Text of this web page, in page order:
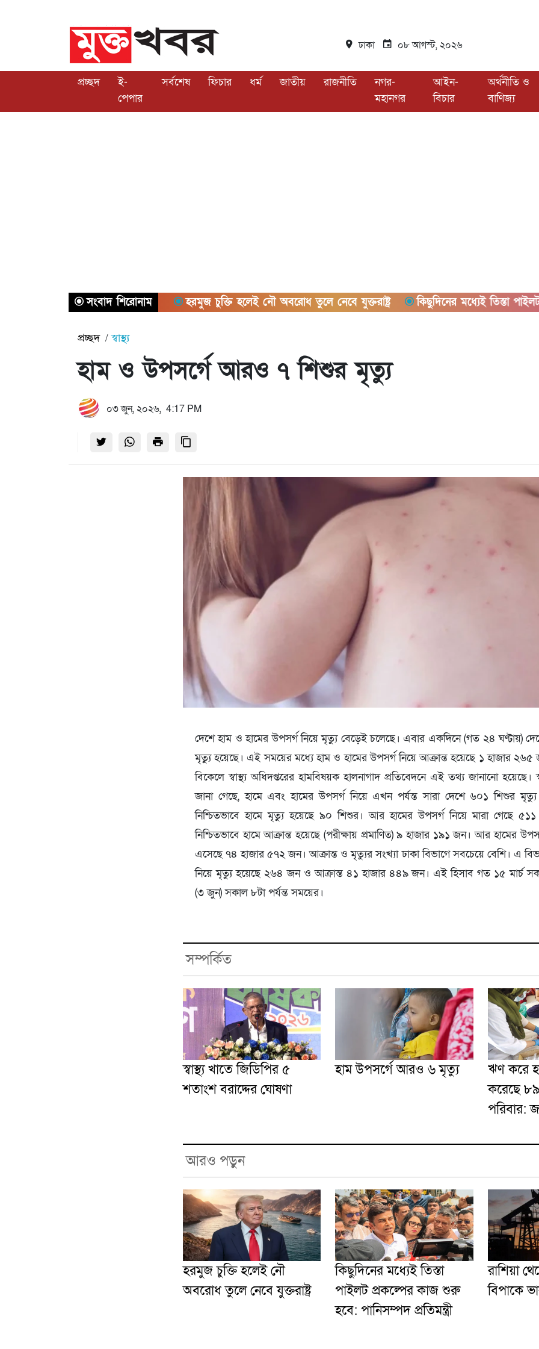
ঢাকা ০৮ আগস্ট, ২০২৬
প্রচ্ছদ
ই-
পেপার
সর্বশেষ ফিচার ধর্ম জাতীয় রাজনীতি
নগর-
মহানগর
আইন-
বিচার
অর্থনীতি ও
বাণিজ্য
সংবাদ শিরোনাম হরমুজ চুক্তি হলেই নৌ অবরোধ তুলে নেবে যুক্তরাষ্ট্র কিছুদিনের মধ্যেই তিস্তা পাইলট
প্রচ্ছদ স্বাস্থ্য
হাম ও উপসর্গে আরও ৭ শিশুর মৃত্যু
০৩ জুন, ২০২৬, 4:17 PM
দেশে হাম ও হামের উপসর্গ নিয়ে মৃত্যু বেড়েই চলেছে। এবার একদিনে (গত ২৪ ঘণ্টায়)
মৃত্যু হয়েছে। এই সময়ের মধ্যে হাম ও হামের উপসর্গ নিয়ে আক্রান্ত হয়েছে ১ হাজার
বিকেলে স্বাস্থ্য অধিদপ্তরের হামবিষয়ক হালনাগাদ প্রতিবেদনে এই তথ্য জানানো হয়েছে।
জানা গেছে, হামে এবং হামের উপসর্গ নিয়ে এখন পর্যন্ত সারা দেশে ৬০১ শিশুর
নিশ্চিতভাবে হামে মৃত্যু হয়েছে ৯০ শিশুর। আর হামের উপসর্গ নিয়ে মারা গেছে
নিশ্চিতভাবে হামে আক্রান্ত হয়েছে (পরীক্ষায় প্রমাণিত) ৯ হাজার ১৯১ জন। আর হামের
এসেছে ৭৪ হাজার ৫৭২ জন। আক্রান্ত ও মৃত্যুর সংখ্যা ঢাকা বিভাগে সবচেয়ে বেশি। এ
নিয়ে মৃত্যু হয়েছে ২৬৪ জন ও আক্রান্ত ৪১ হাজার ৪৪৯ জন। এই হিসাব গত ১৫ মার্চ
(৩ জুন) সকাল ৮টা পর্যন্ত সময়ের।
সম্পর্কিত
স্বাস্থ্য খাতে জিডিপির ৫
শতাংশ বরাদ্দের ঘোষণা
হাম উপসর্গে আরও ৬ মৃত্যু
ঋণ করে
করেছে
পরিবার:
আরও পড়ুন
হরমুজ চুক্তি হলেই নৌ
অবরোধ তুলে নেবে যুক্তরাষ্ট্র
কিছুদিনের মধ্যেই তিস্তা
পাইলট প্রকল্পের কাজ শুরু
হবে: পানিসম্পদ প্রতিমন্ত্রী
রাশিয়া
বিপাকে